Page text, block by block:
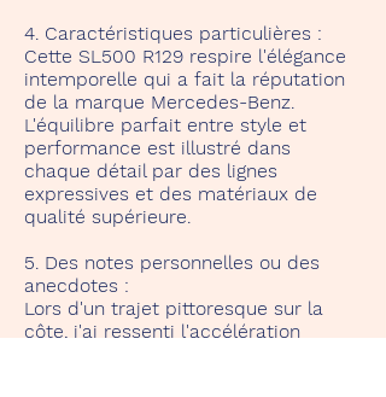
4. Caractéristiques particulières :
Cette SL500 R129 respire l'élégance
intemporelle qui a fait la réputation
de la marque Mercedes-Benz.
L'équilibre parfait entre style et
performance est illustré dans
chaque détail par des lignes
expressives et des matériaux de
qualité supérieure.
5. Des notes personnelles ou des
anecdotes :
Lors d'un trajet pittoresque sur la
côte, j'ai ressenti l'accélération